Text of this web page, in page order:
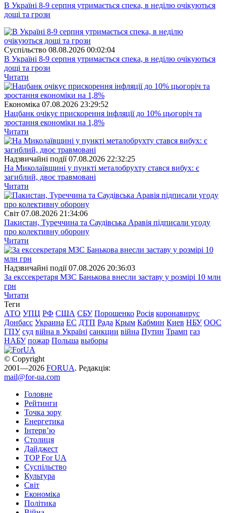
В Україні 8-9 серпня утримається спека, в неділю очікуються
дощі та грози
Суспiльство 08.08.2026 00:02:04
В Україні 8-9 серпня утримається спека, в неділю очікуються
дощі та грози
Читати
Економіка 07.08.2026 23:29:52
Нацбанк очікує прискорення інфляції до 10% цьогоріч та
зростання економіки на 1,8%
Читати
Надзвичайні події 07.08.2026 22:32:25
На Миколаївщині у пункті металобрухту стався вибух: є
загиблий, двоє травмовані
Читати
Свiт 07.08.2026 21:34:06
Пакистан, Туреччина та Саудівська Аравія підписали угоду
про колективну оборону
Читати
Надзвичайні події 07.08.2026 20:36:03
За екссекретаря МЗС Банькова внесли заставу у розмірі 10 млн
грн
Читати
Теги
АТО УПЦ РФ США СБУ Порошенко Росія коронавирус
Донбасс Украина ЕС ДТП Рада Крым Кабмин Киев НБУ ООС
ГПУ суд війна в Україні санкции війна Путин Трамп газ
НАБУ пожар Польша выборы
© Copyright
2001—2026 FORUA. Редакція:
mail@for-ua.com
Головне
Рейтинги
Точка зору
Енергетика
Інтерв’ю
Столиця
Дайджест
TOP For UA
Суспiльство
Культура
Світ
Економіка
Політика